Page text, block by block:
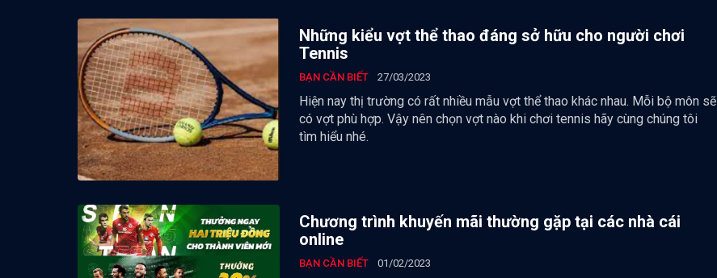
Những kiểu vợt thể thao đáng sở hữu cho người chơi
Tennis
BẠN CẦN BIẾT 27/03/2023
Hiện nay thị trường có rất nhiều mẫu vợt thể thao khác nhau. Mỗi bộ môn sẽ
có vợt phù hợp. Vậy nên chọn vợt nào khi chơi tennis hãy cùng chúng tôi
tìm hiểu nhé.
Chương trình khuyến mãi thường gặp tại các nhà cái
online
BẠN CẦN BIẾT 01/02/2023